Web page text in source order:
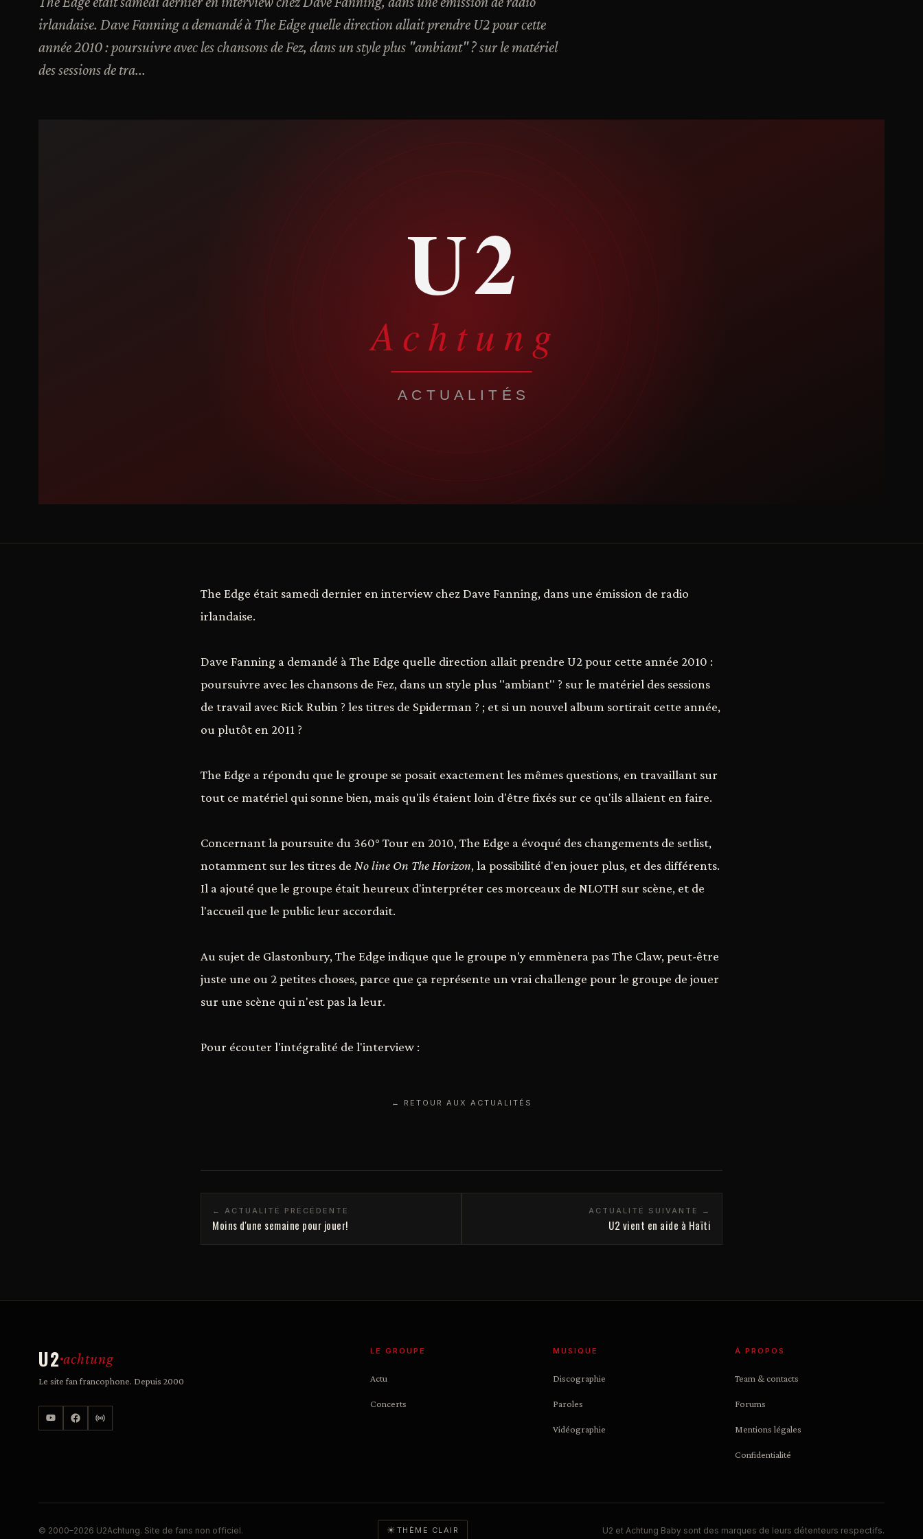
irlandaise. Dave Fanning a demandé à The Edge quelle direction allait prendre U2 pour cette
année 2010 : poursuivre avec les chansons de Fez, dans un style plus "ambiant" ? sur le matériel
des sessions de tra...
The Edge était samedi dernier en interview chez Dave Fanning, dans une émission de radio
irlandaise.
Dave Fanning a demandé à The Edge quelle direction allait prendre U2 pour cette année 2010 :
poursuivre avec les chansons de Fez, dans un style plus "ambiant" ? sur le matériel des sessions
de travail avec Rick Rubin ? les titres de Spiderman ? ; et si un nouvel album sortirait cette année,
ou plutôt en 2011 ?
The Edge a répondu que le groupe se posait exactement les mêmes questions, en travaillant sur
tout ce matériel qui sonne bien, mais qu'ils étaient loin d'être fixés sur ce qu'ils allaient en faire.
Concernant la poursuite du 360° Tour en 2010, The Edge a évoqué des changements de setlist,
notamment sur les titres de No line On The Horizon, la possibilité d'en jouer plus, et des différents.
Il a ajouté que le groupe était heureux d'interpréter ces morceaux de NLOTH sur scène, et de
l'accueil que le public leur accordait.
Au sujet de Glastonbury, The Edge indique que le groupe n'y emmènera pas The Claw, peut-être
juste une ou 2 petites choses, parce que ça représente un vrai challenge pour le groupe de jouer
sur une scène qui n'est pas la leur.
Pour écouter l'intégralité de l'interview :
← RETOUR AUX ACTUALITÉS
← ACTUALITÉ PRÉCÉDENTE
Moins d'une semaine pour jouer!
ACTUALITÉ SUIVANTE →
U2 vient en aide à Haïti
U2 achtung
Le site fan francophone. Depuis 2000
LE GROUPE
Actu
Concerts
MUSIQUE
Discographie
Paroles
Vidéographie
À PROPOS
Team & contacts
Forums
Mentions légales
Confidentialité
© 2000–2026 U2Achtung. Site de fans non officiel. ☀ THÈME CLAIR U2 et Achtung Baby sont des marques de leurs détenteurs respectifs.